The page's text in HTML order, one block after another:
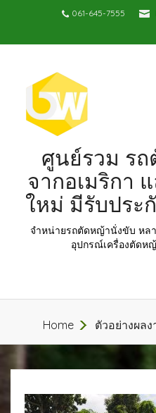
061-645-7555
ศูนย์รวม ร
จากอเมริกา
ใหม่ มีรับประ
จำหน่ายรถตัดหญ้านั่งขับ หล
อุปกรณ์เครื่องตัดห
Home ตัวอย่างผล